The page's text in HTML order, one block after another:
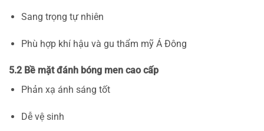
Sang trọng tự nhiên
Phù hợp khí hậu và gu thẩm mỹ Á Đông
5.2 Bề mặt đánh bóng men cao cấp
Phản xạ ánh sáng tốt
Dễ vệ sinh